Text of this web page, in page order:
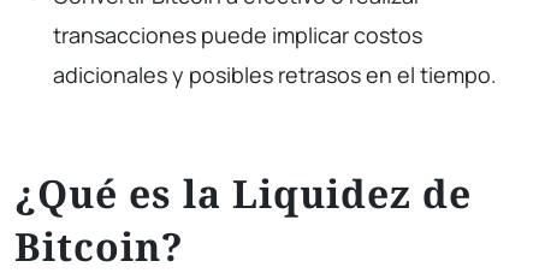
transacciones puede implicar costos
adicionales y posibles retrasos en el tiempo.
¿Qué es la Liquidez de
Bitcoin?